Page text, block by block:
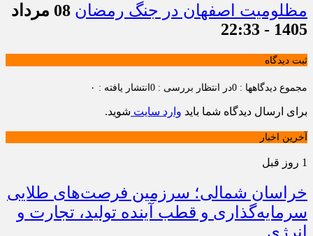
مظلومیت اصفهان در جنگ رمضان
08 مرداد
1405 - 22:33
ثبت دیدگاه
مجموع دیدگاهها : 0 در انتظار بررسی : 0 انتشار یافته : ۰
برای ارسال دیدگاه شما باید وارد سایت شوید.
آخرین اخبار
1 روز قبل
خراسان شمالی؛ سرزمین فرصت‌های طلایی
سرمایه‌گذاری و قطب آینده تولید، تجارت و
انرژی